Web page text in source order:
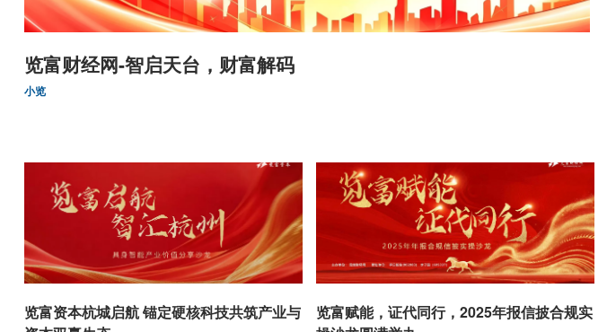
览富财经网-智启天台，财富解码
小览
览富资本杭城启航 锚定硬核科技共筑产业与
览富赋能，证代同行，2025年报信披合规实